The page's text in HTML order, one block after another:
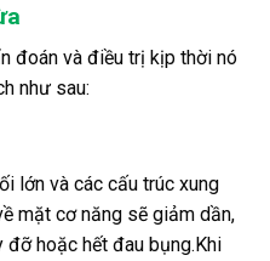
đoán và điều trị kịp thời nó
như sau:
lớn và các cấu trúc xung
mặt cơ năng sẽ giảm dần,
đỡ hoặc hết đau bụng.Khi